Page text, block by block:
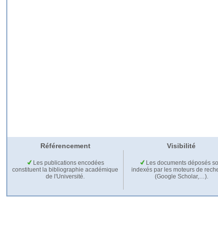
Référencement Visibilité
Les publications encodées
constituent la bibliographie académique
de l'Université.
Les documents déposés
indexés par les moteurs de
(Google Scholar,…).